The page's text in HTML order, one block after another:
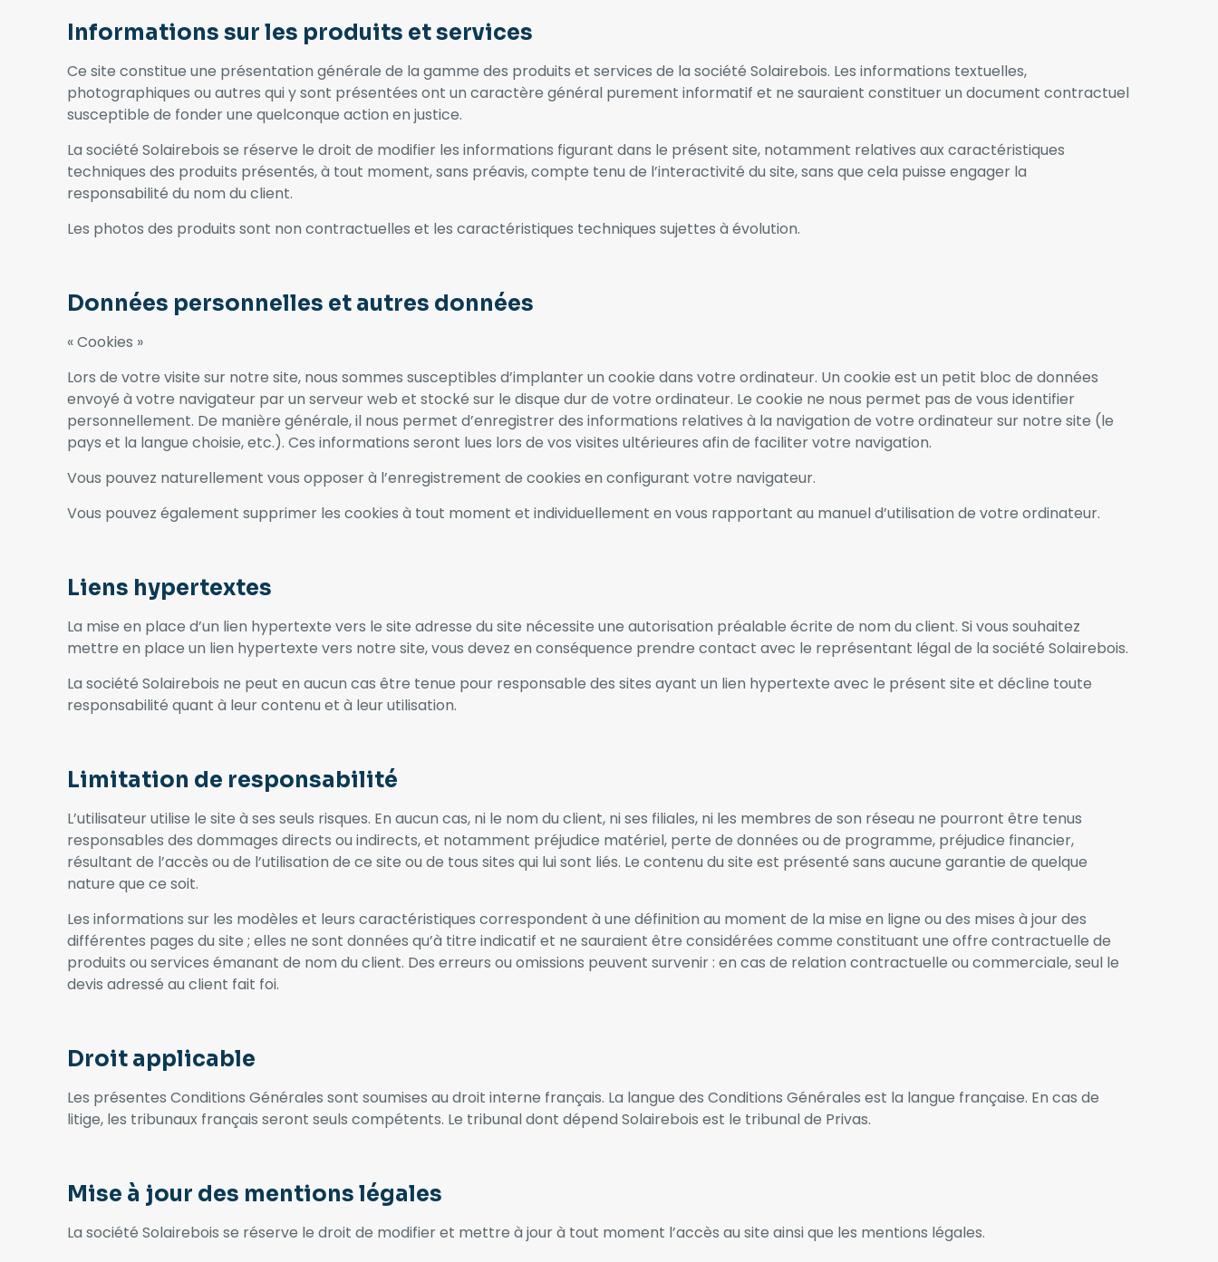
Informations sur les produits et services
Ce site constitue une présentation générale de la gamme des produits et services de la société Solairebois. Les informations textuelles,
photographiques ou autres qui y sont présentées ont un caractère général purement informatif et ne sauraient constituer un document contractuel
susceptible de fonder une quelconque action en justice.
La société Solairebois se réserve le droit de modifier les informations figurant dans le présent site, notamment relatives aux caractéristiques
techniques des produits présentés, à tout moment, sans préavis, compte tenu de l’interactivité du site, sans que cela puisse engager la
responsabilité du nom du client.
Les photos des produits sont non contractuelles et les caractéristiques techniques sujettes à évolution.
Données personnelles et autres données
« Cookies »
Lors de votre visite sur notre site, nous sommes susceptibles d’implanter un cookie dans votre ordinateur. Un cookie est un petit bloc de données
envoyé à votre navigateur par un serveur web et stocké sur le disque dur de votre ordinateur. Le cookie ne nous permet pas de vous identifier
personnellement. De manière générale, il nous permet d’enregistrer des informations relatives à la navigation de votre ordinateur sur notre site (le
pays et la langue choisie, etc.). Ces informations seront lues lors de vos visites ultérieures afin de faciliter votre navigation.
Vous pouvez naturellement vous opposer à l’enregistrement de cookies en configurant votre navigateur.
Vous pouvez également supprimer les cookies à tout moment et individuellement en vous rapportant au manuel d’utilisation de votre ordinateur.
Liens hypertextes
La mise en place d’un lien hypertexte vers le site adresse du site nécessite une autorisation préalable écrite de nom du client. Si vous souhaitez
mettre en place un lien hypertexte vers notre site, vous devez en conséquence prendre contact avec le représentant légal de la société Solairebois.
La société Solairebois ne peut en aucun cas être tenue pour responsable des sites ayant un lien hypertexte avec le présent site et décline toute
responsabilité quant à leur contenu et à leur utilisation.
Limitation de responsabilité
L’utilisateur utilise le site à ses seuls risques. En aucun cas, ni le nom du client, ni ses filiales, ni les membres de son réseau ne pourront être tenus
responsables des dommages directs ou indirects, et notamment préjudice matériel, perte de données ou de programme, préjudice financier,
résultant de l’accès ou de l’utilisation de ce site ou de tous sites qui lui sont liés. Le contenu du site est présenté sans aucune garantie de quelque
nature que ce soit.
Les informations sur les modèles et leurs caractéristiques correspondent à une définition au moment de la mise en ligne ou des mises à jour des
différentes pages du site ; elles ne sont données qu’à titre indicatif et ne sauraient être considérées comme constituant une offre contractuelle de
produits ou services émanant de nom du client. Des erreurs ou omissions peuvent survenir : en cas de relation contractuelle ou commerciale, seul le
devis adressé au client fait foi.
Droit applicable
Les présentes Conditions Générales sont soumises au droit interne français. La langue des Conditions Générales est la langue française. En cas de
litige, les tribunaux français seront seuls compétents. Le tribunal dont dépend Solairebois est le tribunal de Privas.
Mise à jour des mentions légales
La société Solairebois se réserve le droit de modifier et mettre à jour à tout moment l’accès au site ainsi que les mentions légales.